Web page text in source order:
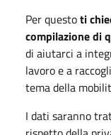
Per questoti
compilazione di
di aiutarci a
lavoro e a
tema della
I dati saranno